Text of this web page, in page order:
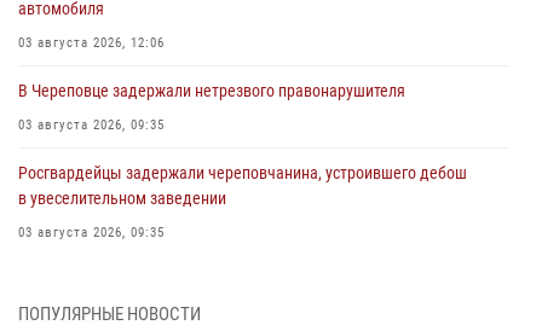
автомобиля
03 августа 2026, 12:06
В Череповце задержали нетрезвого правонарушителя
03 августа 2026, 09:35
Росгвардейцы задержали череповчанина, устроившего дебош
в увеселительном заведении
03 августа 2026, 09:35
товаров из магазина
ПОПУЛЯРНЫЕ НОВОСТИ